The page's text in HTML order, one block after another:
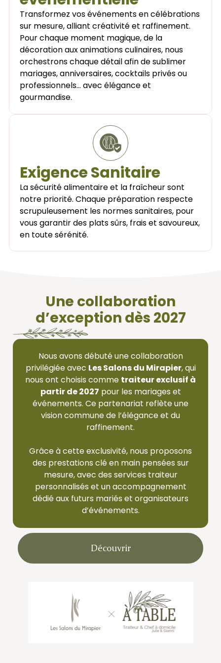
Transformez vos événements en célébrations
sur mesure, alliant créativité et raffinement.
Pour chaque moment magique, de la
décoration aux animations culinaires, nous
orchestrons chaque détail afin de sublimer
mariages, anniversaires, cocktails privés ou
professionnels… avec élégance et
gourmandise.
Exigence Sanitaire
La sécurité alimentaire et la fraîcheur sont
notre priorité. Chaque préparation respecte
scrupuleusement les normes sanitaires, pour
vous garantir des plats sûrs, frais et savoureux,
en toute sérénité.
Une collaboration
d’exception dès 2027
Nous avons débuté une collaboration
privilégiée avec Les Salons du Mirapier, qui
nous ont choisis comme traiteur exclusif à
partir de 2027 pour les mariages et
événements. Ce partenariat reflète une
vision commune de l’élégance et du
raffinement.
Grâce à cette exclusivité, nous proposons
des prestations clé en main pensées sur
mesure, avec des services traiteur
personnalisés et un accompagnement
dédié aux futurs mariés et organisateurs
d’événements.
Découvrir